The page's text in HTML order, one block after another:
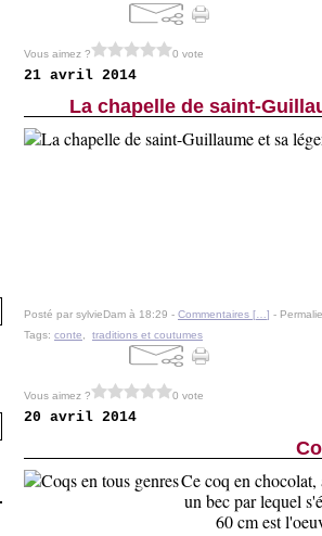
Vous aimez ? 0 vote
21 avril 2014
La chapelle de saint-
Posté par sylvieDam à 18:29 - Commentaires [ ] -
Tags: conte traditions et coutumes
Vous aimez ? 0 vote
20 avril 2014
Ce coq en chocolat,
un bec par lequel
60 cm est